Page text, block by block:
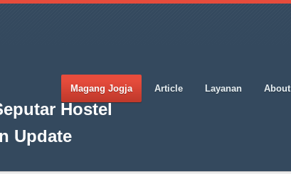
Hostel
Update
Magang Jogja Article Layanan About